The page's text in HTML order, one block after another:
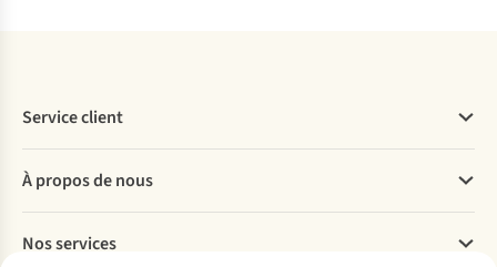
Service client
Commander
Payer
Livraison
À propos de nous
Explore More
Nos services